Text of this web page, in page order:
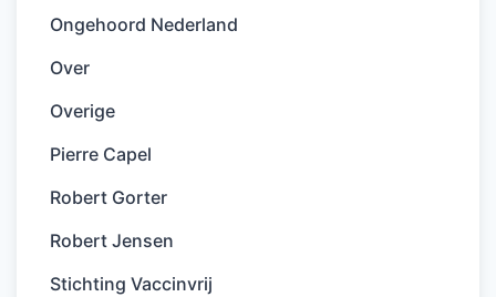
Ongehoord Nederland
Over
Overige
Pierre Capel
Robert Gorter
Robert Jensen
Stichting Vaccinvrij